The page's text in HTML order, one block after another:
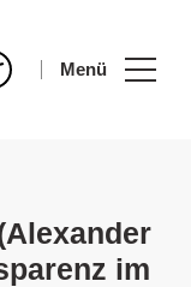
Menü
im